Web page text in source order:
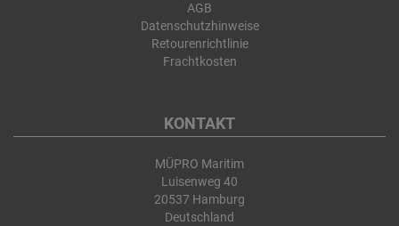
AGB
Datenschutzhinweise
Retourenrichtlinie
Frachtkosten
KONTAKT
MÜPRO Maritim
Luisenweg 40
20537 Hamburg
Deutschland